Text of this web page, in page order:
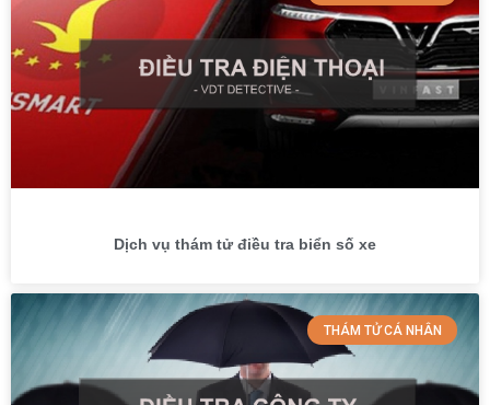
Dịch vụ thám tử điều tra biển số xe
THÁM TỬ CÁ NHÂN